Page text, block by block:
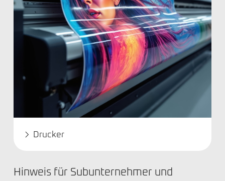
Drucker
Hinweis für Subunternehmer und